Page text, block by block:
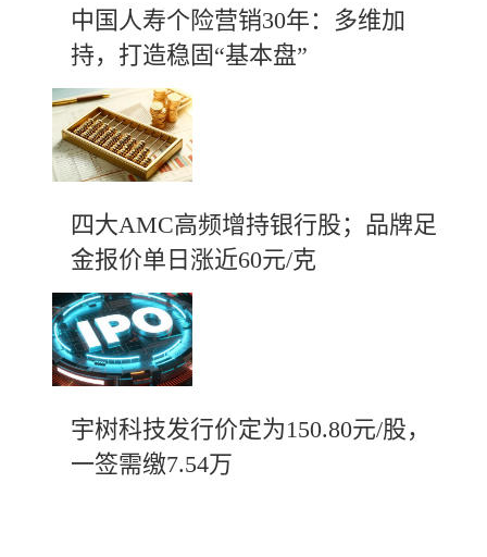
中国人寿个险营销30年：多维加
持，打造稳固“基本盘”
四大AMC高频增持银行股；品牌足
金报价单日涨近60元/克
宇树科技发行价定为150.80元/股，
一签需缴7.54万